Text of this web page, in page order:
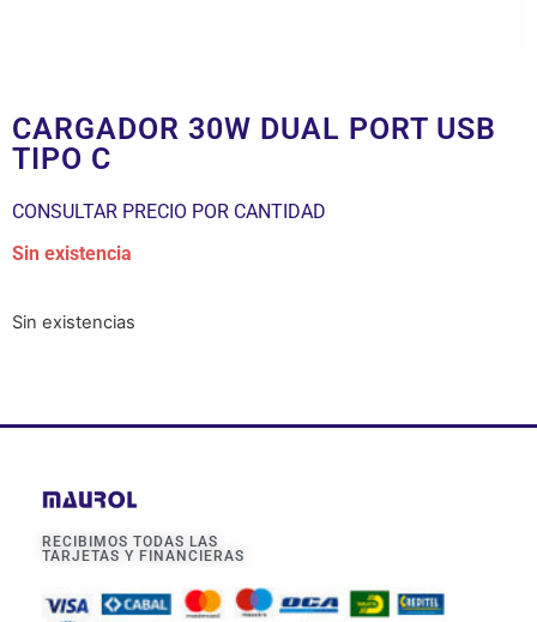
CARGADOR 30W DUAL PORT USB
TIPO C
CONSULTAR PRECIO POR CANTIDAD
Sin existencia
Sin existencias
RECIBIMOS TODAS LAS
TARJETAS Y FINANCIERAS